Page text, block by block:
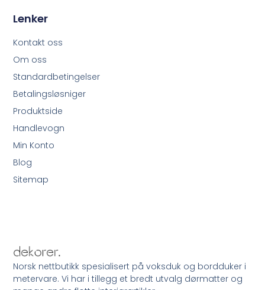
Norsk nettbutikk spesialisert på voksduk og bordduker i
metervare. Vi har i tillegg et bredt utvalg dørmatter og
Lenker
Kontakt oss
Om oss
Standardbetingelser
Betalingsløsniger
Produktside
Handlevogn
Min Konto
Blog
Sitemap